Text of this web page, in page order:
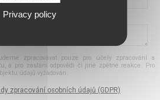
zpracovávat pouze pro účely zpracování a
a pro zaslání odpovědi či jiné zpětné reakce. Pro
údajů vyžadován.
zpracování osobních údajů (GDPR)
Privacy policy